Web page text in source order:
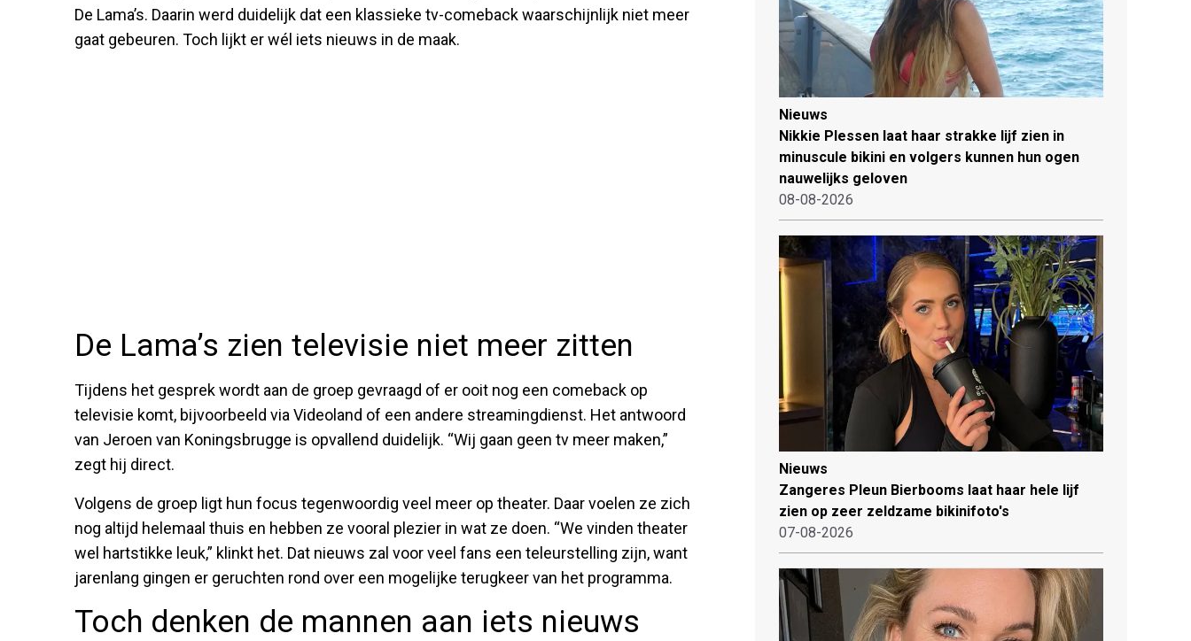
De Lama’s. Daarin werd duidelijk dat een klassieke tv-comeback waarschijnlijk niet meer
gaat gebeuren. Toch lijkt er wél iets nieuws in de maak.
De Lama’s zien televisie niet meer zitten
Tijdens het gesprek wordt aan de groep gevraagd of er ooit nog een comeback op
televisie komt, bijvoorbeeld via Videoland of een andere streamingdienst. Het antwoord
van Jeroen van Koningsbrugge is opvallend duidelijk. “Wij gaan geen tv meer maken,”
zegt hij direct.
Volgens de groep ligt hun focus tegenwoordig veel meer op theater. Daar voelen ze zich
nog altijd helemaal thuis en hebben ze vooral plezier in wat ze doen. “We vinden theater
wel hartstikke leuk,” klinkt het. Dat nieuws zal voor veel fans een teleurstelling zijn, want
jarenlang gingen er geruchten rond over een mogelijke terugkeer van het programma.
Toch denken de mannen aan iets nieuws
Nieuws
Nikkie Plessen laat haar strakke lijf zien in
minuscule bikini en volgers kunnen hun ogen
nauwelijks geloven
08-08-2026
Nieuws
Zangeres Pleun Bierbooms laat haar hele lijf
zien op zeer zeldzame bikinifoto's
07-08-2026